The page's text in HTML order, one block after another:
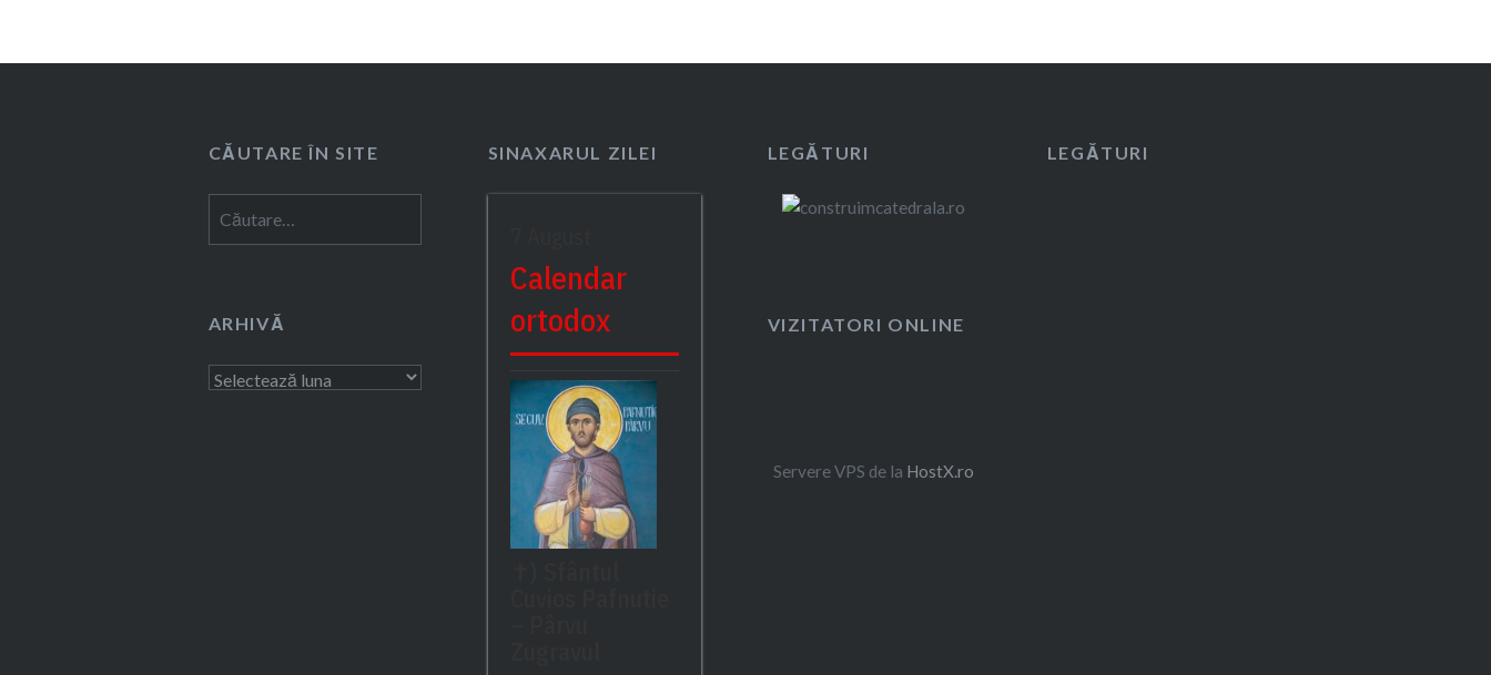
CĂUTARE ÎN SITE SINAXARUL ZILEI
Calendar
ortodox
LEGĂTURI LEGĂTURI
ARHIVĂ
Arhivă
VIZITATORI ONLINE
Servere VPS de la HostX.ro